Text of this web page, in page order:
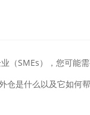
（SMEs），您可能
是什么以及它如何帮